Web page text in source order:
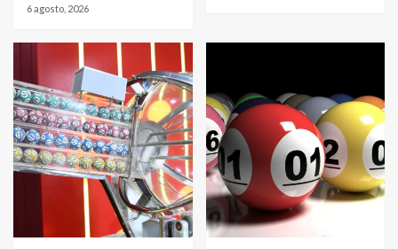
6 agosto, 2026